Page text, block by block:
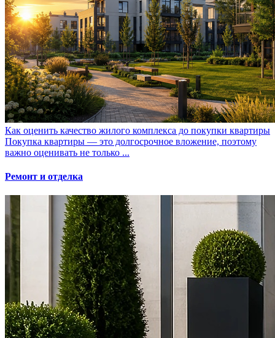
Как оценить качество жилого комплекса до покупки квартиры
Покупка квартиры — это долгосрочное вложение, поэтому
важно оценивать не только ...
Ремонт и отделка